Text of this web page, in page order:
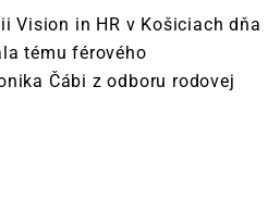
Vision in HR v Košiciach dňa
tému férového
Čábi z odboru rodovej